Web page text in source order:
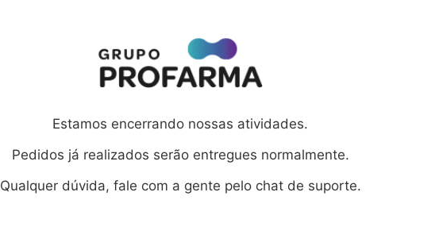
Estamos encerrando nossas atividades.
Pedidos já realizados serão entregues normalmente.
Qualquer dúvida, fale com a gente pelo chat de suporte.